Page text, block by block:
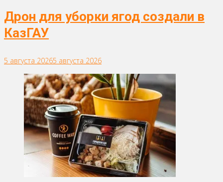
Дрон для уборки ягод создали в
КазГАУ
5 августа 20265 августа 2026